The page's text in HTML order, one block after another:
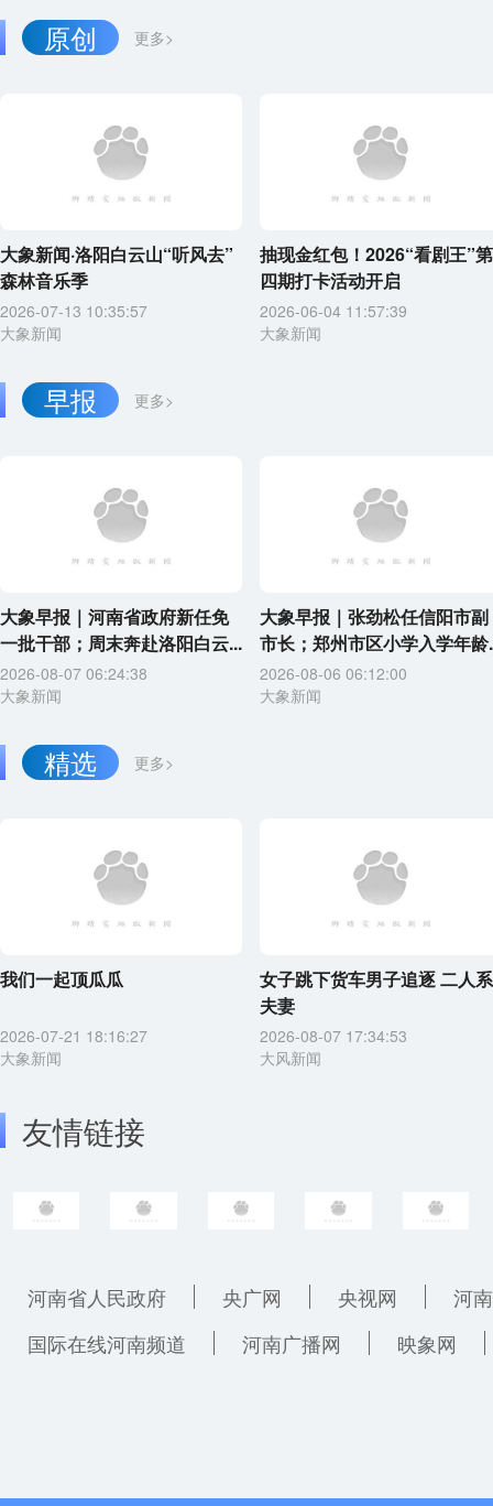
更多>
原创
大象新闻·洛阳白云山“听风去”
森林音乐季
2026-07-13 10:35:57
大象新闻
抽现金红包！2026“看剧王”第
四期打卡活动开启
2026-06-04 11:57:39
大象新闻
更多>
早报
大象早报｜河南省政府新任免
一批干部；周末奔赴洛阳白云...
2026-08-07 06:24:38
大象新闻
大象早报｜张劲松任信阳市副
市长；郑州市区小学入学年龄
2026-08-06 06:12:00
大象新闻
更多>
精选
我们一起顶瓜瓜
2026-07-21 18:16:27
大象新闻
女子跳下货车男子追逐 二人系
夫妻
2026-08-07 17:34:53
大风新闻
友情链接
河南省人民政府 央广网 央视网
河
国际在线河南频道
河南广播网 映象网